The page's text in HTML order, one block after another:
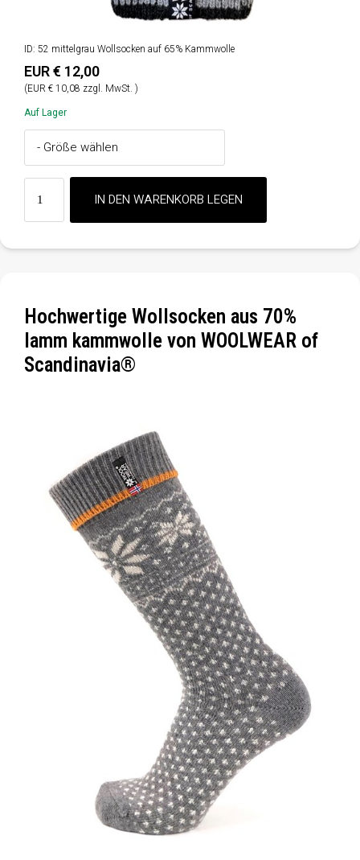
ID: 52 mittelgrau Wollsocken auf 65% Kammwolle
EUR € 12,00
(EUR € 10,08 zzgl. MwSt. )
Auf Lager
Hochwertige Wollsocken aus 70%
lamm kammwolle von WOOLWEAR of
Scandinavia®